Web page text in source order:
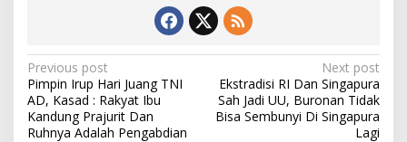
Post
navigation
Previous post
Pimpin Irup Hari Juang TNI
AD, Kasad : Rakyat Ibu
Kandung Prajurit Dan
Ruhnya Adalah Pengabdian
Next post
Ekstradisi RI Dan Singapura
Sah Jadi UU, Buronan Tidak
Bisa Sembunyi Di Singapura
Lagi